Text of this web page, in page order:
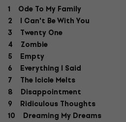
1 Ode To My Family
2 I Can't Be With You
3 Twenty One
4 Zombie
5 Empty
6 Everything I Said
7 The Icicle Melts
8 Disappointment
9 Ridiculous Thoughts
10 Dreaming My Dreams